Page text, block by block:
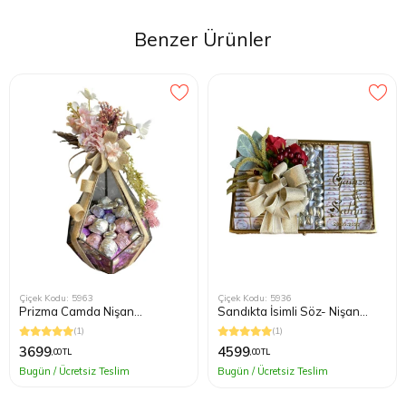
Ürünler tam zamanında göründüğü gibi teslim edildi.
Benzer Ürünler
Çiçek Kodu: 5963
Prizma Camda Nişan
Çikolatası(1)
3699,00 TL
Bugün / Ücretsiz Teslim
Çiçek Kodu: 5936
Sandıkta İsimli Söz- Nişan
Çikolatası(1)
4599,00 TL
Bugün / Ücretsiz Teslim